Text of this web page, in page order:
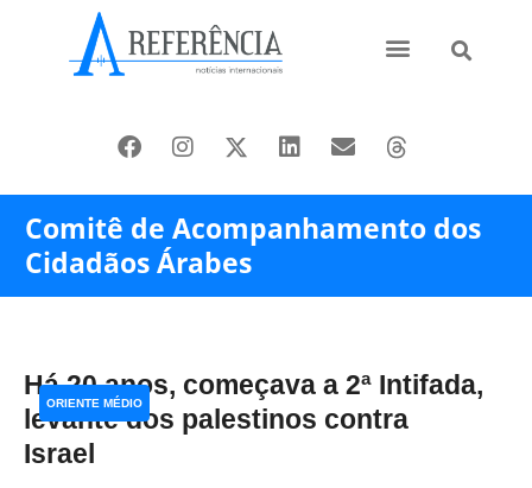
Comitê de Acompanhamento dos
Cidadãos Árabes
Há 20 anos, começava a 2ª Intifada,
levante dos palestinos contra
Israel
ORIENTE MÉDIO